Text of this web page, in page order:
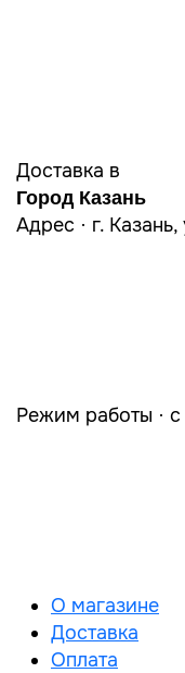
Доставка в
Город Казань
Адрес · г.
Режим работы ·
О магазине
Доставка
Оплата